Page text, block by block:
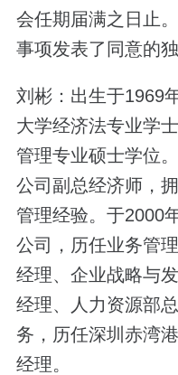
会任期届满之日止
事项发表了同意的独
刘彬：出生于1969
大学经济法专业学
管理专业硕士学位
公司副总经济师，
管理经验。于2000
公司，历任业务管
经理、企业战略与
经理、人力资源部
务，历任深圳赤湾
经理。